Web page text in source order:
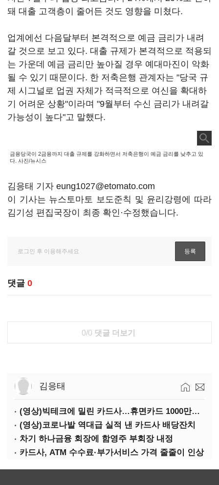
돼 대출 고객층이 줄어든 것도 영향을 미쳤다.
업계에선 다음달부터 본격적으로 예금 금리가 내려
갈 것으로 보고 있다. 대출 규제가 본격적으로 적용되
는 가운데 예금 금리만 높아질 경우 예대마진이 악화
될 수 있기 때문이다. 한 저축은행 관계자는 "당국 규
제 시그널로 업권 자체가 적극적으로 여신을 확대하
기 어려운 상황"이라며 "9월부터 수신 금리가 내려갈
가능성이 높다"고 말했다.
금융당국이 2금융까지 대출 규제를 강화하면서 저축은행이 예금 금리를 낮추고 있
다. 사진/뉴시스
김응태 기자 eung1027@etomato.com
이 기사는 뉴스토마토 보도준칙 및 윤리강령에 따라
김기성 편집국장이 최종 확인·수정했습니다.
댓글 0
0/0 댓글 더보기
김응태
(영상)빅테크에 밀린 카드사…휴면카드 1000만장 육박
(영상)코로나발 역대급 실적 낸 카드사 배당잔치
차기 하나금융 회장에 함영주 부회장 내정
카드사, ATM 수수료·부가서비스 가격 줄줄이 인상